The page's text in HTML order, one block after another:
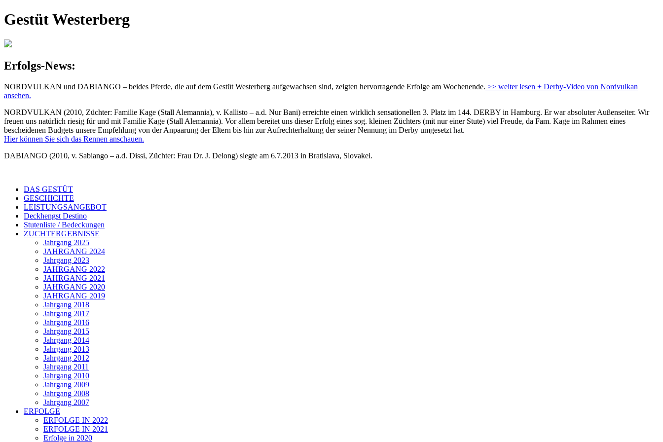
Gestüt Westerberg
Erfolgs-News:
NORDVULKAN und DABIANGO – beides Pferde, die auf dem Gestüt Westerberg aufgewachsen sind, zeigten hervorragende Erfolge am Wochenende. >> weiter lesen + Derby-Video von Nordvulkan
ansehen.
NORDVULKAN (2010, Züchter: Familie Kage (Stall Alemannia), v. Kallisto – a.d. Nur Bani) erreichte einen wirklich sensationellen 3. Platz im 144. DERBY in Hamburg. Er war absoluter Außenseiter. Wir
freuen uns natürlich riesig für und mit Familie Kage (Stall Alemannia). Vor allem bereitet uns dieser Erfolg eines sog. kleinen Züchters (mit nur einer Stute) viel Freude, da Fam. Kage im Rahmen eines
bescheidenen Budgets unsere Empfehlung von der Anpaarung der Eltern bis hin zur Aufrechterhaltung der seiner Nennung im Derby umgesetzt hat.
Hier können Sie sich das Rennen anschauen.
DABIANGO (2010, v. Sabiango – a.d. Dissi, Züchter: Frau Dr. J. Delong) siegte am 6.7.2013 in Bratislava, Slovakei.
DAS GESTÜT
GESCHICHTE
LEISTUNGSANGEBOT
Deckhengst Destino
Stutenliste / Bedeckungen
ZUCHTERGEBNISSE
Jahrgang 2025
JAHRGANG 2024
Jahrgang 2023
JAHRGANG 2022
JAHRGANG 2021
JAHRGANG 2020
JAHRGANG 2019
Jahrgang 2018
Jahrgang 2017
Jahrgang 2016
Jahrgang 2015
Jahrgang 2014
Jahrgang 2013
Jahrgang 2012
Jahrgang 2011
Jahrgang 2010
Jahrgang 2009
Jahrgang 2008
Jahrgang 2007
ERFOLGE
ERFOLGE IN 2022
ERFOLGE IN 2021
Erfolge in 2020